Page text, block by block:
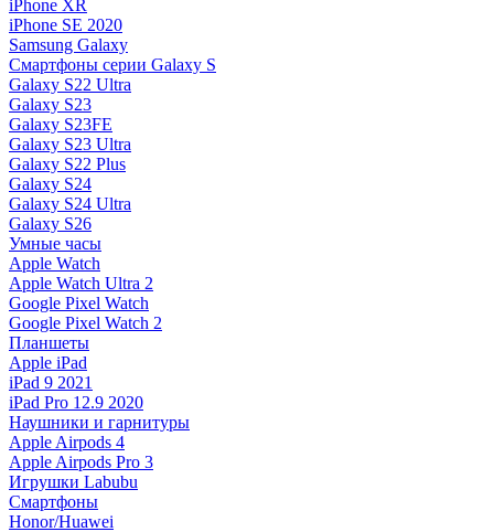
iPhone XR
iPhone SE 2020
Samsung Galaxy
Смартфоны серии Galaxy S
Galaxy S22 Ultra
Galaxy S23
Galaxy S23FE
Galaxy S23 Ultra
Galaxy S22 Plus
Galaxy S24
Galaxy S24 Ultra
Galaxy S26
Умные часы
Apple Watch
Apple Watch Ultra 2
Google Pixel Watch
Google Pixel Watch 2
Планшеты
Apple iPad
iPad 9 2021
iPad Pro 12.9 2020
Наушники и гарнитуры
Apple Airpods 4
Apple Airpods Pro 3
Игрушки Labubu
Смартфоны
Honor/Huawei